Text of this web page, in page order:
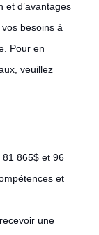
et d’avantages
besoins à
Pour en
veuillez
865$ et 96
et
une